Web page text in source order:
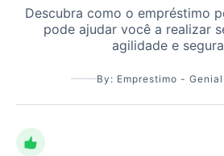
Empréstimo
Cartão de Crédito
Search the site
Search for:
Press Enter to search or ESC to
Descubra como o empréstimo
pode ajudar você a realizar
agilidade e
By: Emprestimo -